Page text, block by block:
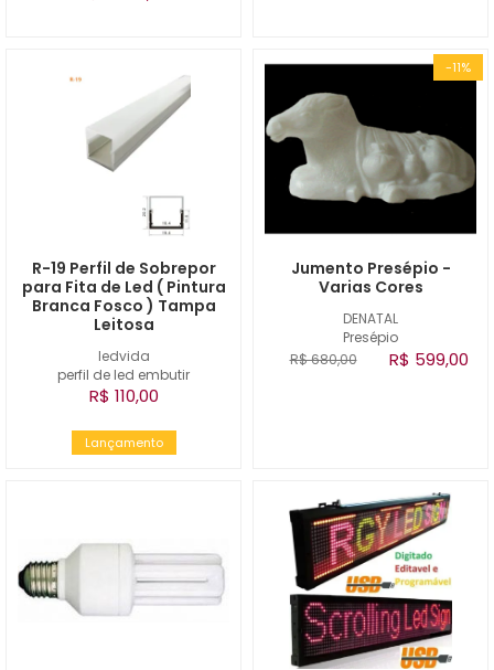
ledvida
perfil de led embutir
R-19 Perfil de Sobrepor
para Fita de Led ( Pintura
Branca Fosco ) Tampa
Leitosa
R$ 110,00
Lançamento
-11%
DENATAL
Presépio
Jumento Presépio -
Varias Cores
R$ 680,00 R$ 599,00